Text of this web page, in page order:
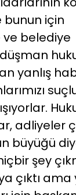
bunun için
belediye
yanlış
adliyeler
büyüğü
şey
çıktı ama